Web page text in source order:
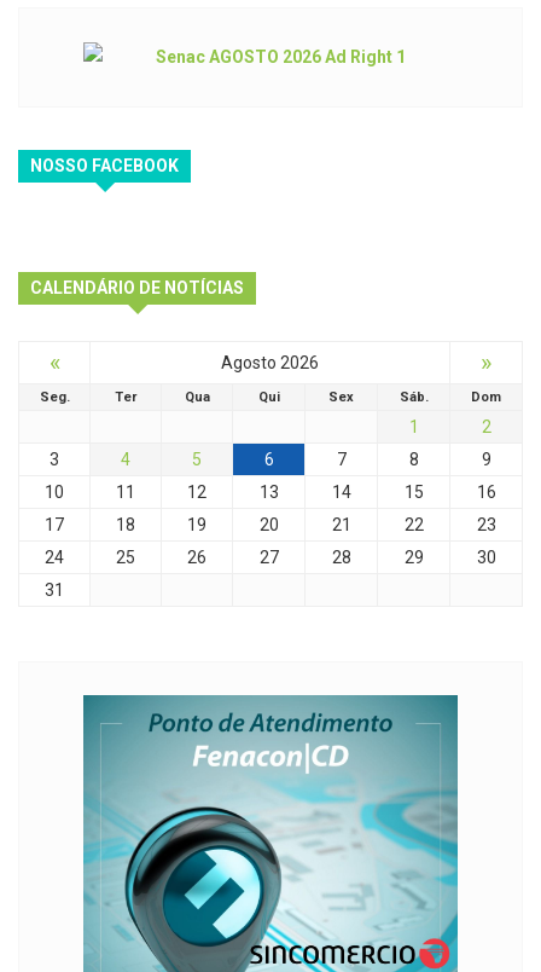
NOSSO FACEBOOK
CALENDÁRIO DE NOTÍCIAS
« Agosto 2026 »
Seg. Ter Qua Qui Sex Sáb. Dom
1
2
3
4 5 6 7 8
9
10
11 12 13 14 15
16
17
18 19 20 21 22
23
24
25 26 27 28 29
30
31